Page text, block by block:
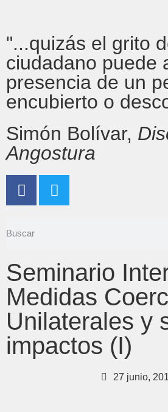
"...quizás el grito
ciudadano puede
presencia de un
encubierto o
Simón Bolívar,
Angostura
Seminario
Medidas
Unilaterales y
impactos (I)
27 junio,